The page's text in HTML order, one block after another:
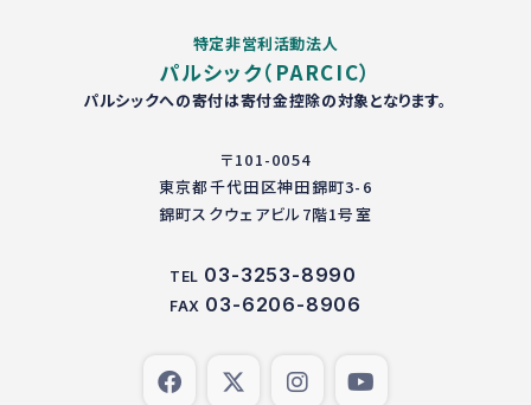
特定非営利活動法人
パルシック（PARCIC）
パルシックへの寄付は寄付金控除の対象となります。
〒101-0054
東京都千代田区神田錦町3-6
錦町スクウェアビル7階1号室
TEL 03-3253-8990
FAX 03-6206-8906